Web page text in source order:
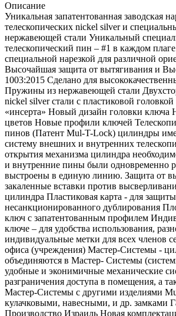
Описание
Уникальная запатентованная заводская
телескопических nickel silver и
нержавеющей стали Уникальный
телескопический пин – #1 в каждом
специальной нарезкой для различной
Высочайшая защита от вытягивания и
1003:2015 Сделано для
Пружины из нержавеющей стали
nickel silver стали с пластиковой
«инсерта» Новый дизайн головки
цветов Новые профили ключей
пинов (Патент Mul-T-Lock) цилиндры
систему внешних и внутренних
открытия механизма цилиндра
и внутренние пины были одновременно
выстроены в единую линию. Защита от
закаленные вставки против
цилиндра Пластиковая карта - для
несанкционированного дублирования
ключ с запатентованным профилем
ключе – для удобства использования,
индивидуальные метки для всех членов
офиса (учреждения) Мастер-Системы -
объединяются в Мастер- Системы
удобные и эконимичные механические
разграничения доступа в помещения, а
Мастер-Системы с другими изделиями
кулачковыми, навесными, и др. замками
Производство Израиль Новая